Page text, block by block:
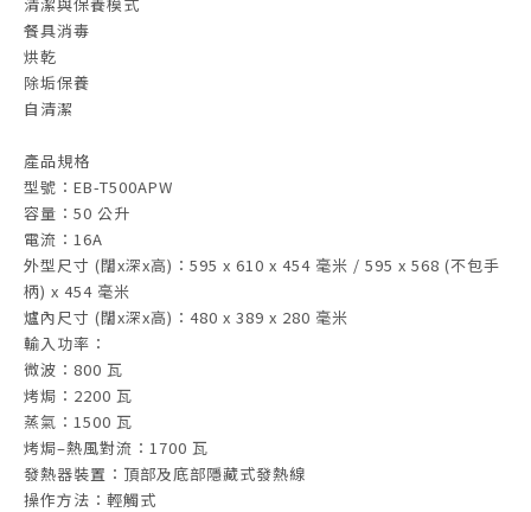
餐具消毒
烘乾
除垢保養
自清潔
產品規格
型號：EB-T500APW
容量：50 公升
電流：16A
外型尺寸 (闊x深x高)：595 x 610 x 454 毫米 / 595 x 568 (不包手
柄) x 454 毫米
爐內尺寸 (闊x深x高)：480 x 389 x 280 毫米
輸入功率：
微波：800 瓦
烤焗：2200 瓦
蒸氣：1500 瓦
烤焗–熱風對流：1700 瓦
發熱器裝置：頂部及底部隱藏式發熱線
操作方法：輕觸式